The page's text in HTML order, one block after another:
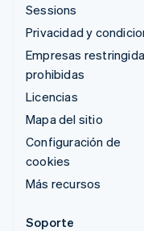
Sessions
Privacidad y
Empresas
prohibidas
Licencias
Mapa del sitio
Configuración de
cookies
Más recursos
Soporte